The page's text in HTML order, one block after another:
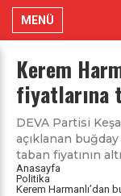
MENÜ
Kerem
fiyatlarına
DEVA Partisi
açıklanan
taban fiyatının
Anasayfa
Politika
Kerem Harmanlı’dan